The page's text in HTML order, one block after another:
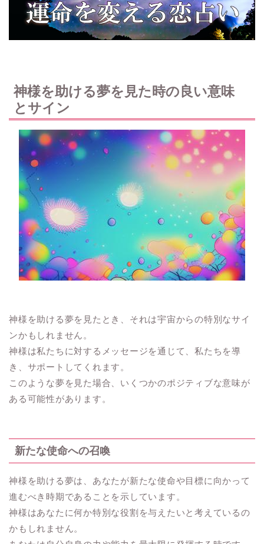
神様を助ける夢を見た時の良い意味
とサイン
神様を助ける夢を見たとき、それは宇宙からの特別なサイ
ンかもしれません。
神様は私たちに対するメッセージを通じて、私たちを導
き、サポートしてくれます。
このような夢を見た場合、いくつかのポジティブな意味が
ある可能性があります。
新たな使命への召喚
神様を助ける夢は、あなたが新たな使命や目標に向かって
進むべき時期であることを示しています。
神様はあなたに何か特別な役割を与えたいと考えているの
かもしれません。